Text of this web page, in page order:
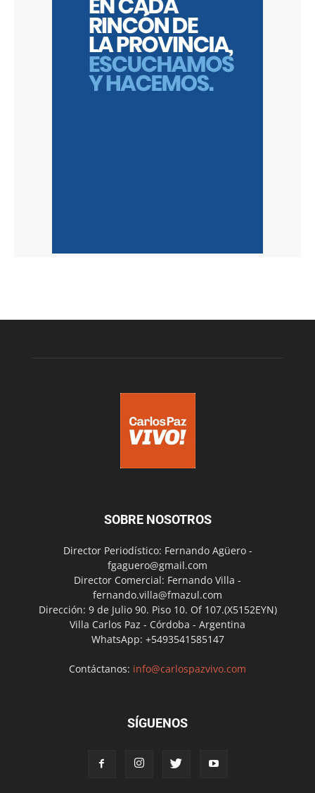
SOBRE NOSOTROS
Director Periodístico: Fernando Agüero -
fgaguero@gmail.com
Director Comercial: Fernando Villa -
fernando.villa@fmazul.com
Dirección: 9 de Julio 90. Piso 10. Of 107.(X5152EYN)
Villa Carlos Paz - Córdoba - Argentina
WhatsApp: +5493541585147
Contáctanos: info@carlospazvivo.com
SÍGUENOS